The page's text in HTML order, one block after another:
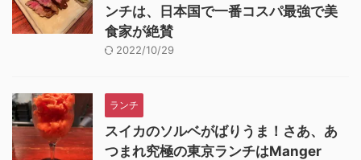
ンチは、日本国で一番コスパ最強で美
食家が絶賛
2022/10/29
ランチ
スイカのソルベがばりうま！さあ、あ
つまれ究極の東京ランチはManger